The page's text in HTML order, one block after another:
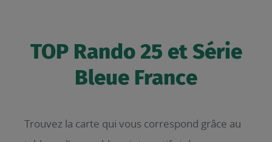
TOP Rando 25 et Série
Bleue France
Trouvez la carte qui vous correspond grâce au